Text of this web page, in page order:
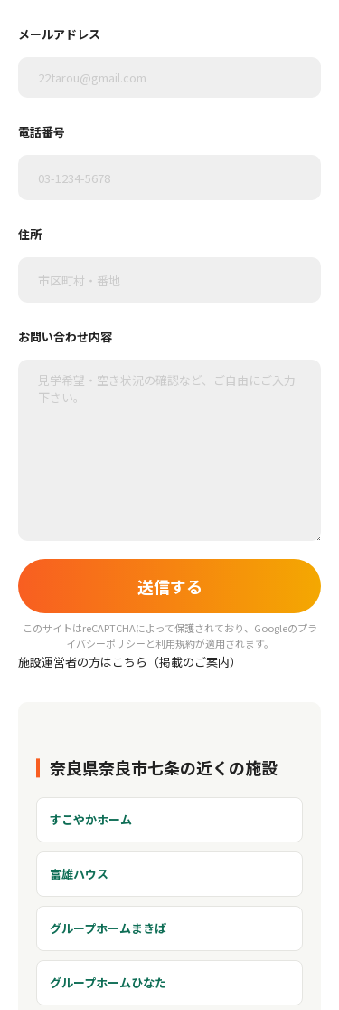
メールアドレス
電話番号
住所
お問い合わせ内容
このサイトはreCAPTCHAによって保護されており、Googleのプラ
イバシーポリシーと利用規約が適用されます。
施設運営者の方はこちら（掲載のご案内）
奈良県奈良市七条の近くの施設
すこやかホーム
富雄ハウス
グループホームまきば
グループホームひなた